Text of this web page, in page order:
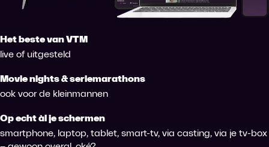
Het beste van VTM
live of uitgesteld
Movie nights & seriemarathons
ook voor de kleinmannen
Op echt àl je schermen
smartphone, laptop, tablet, smart-tv, via casting, via je tv-box